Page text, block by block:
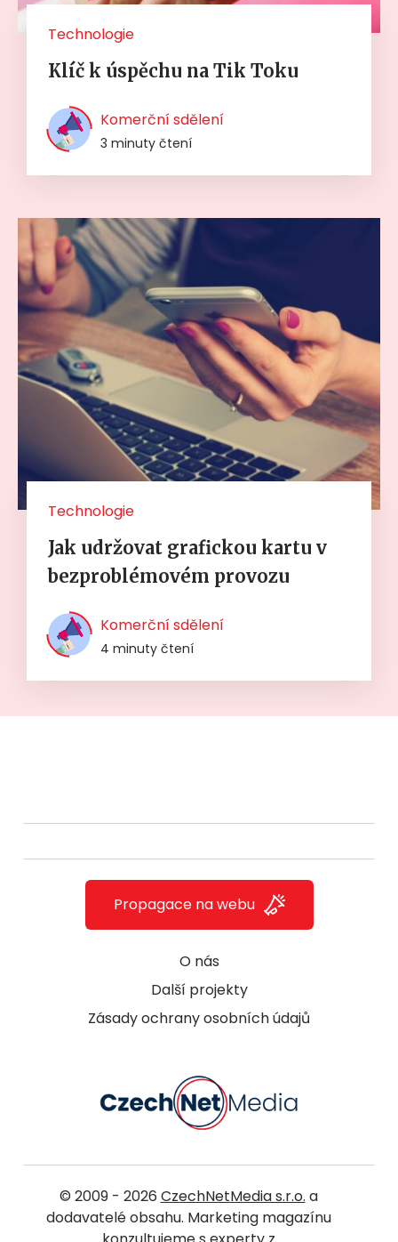
Technologie
Klíč k úspěchu na Tik Toku
Komerční sdělení
3 minuty čtení
Technologie
Jak udržovat grafickou kartu v
bezproblémovém provozu
Komerční sdělení
4 minuty čtení
O nás
Další projekty
Zásady ochrany osobních údajů
Propagace na webu
© 2009 - 2026 CzechNetMedia s.r.o. a
dodavatelé obsahu. Marketing magazínu